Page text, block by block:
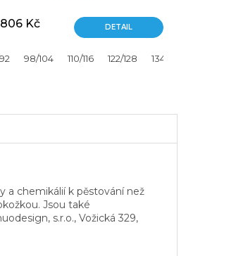
806 Kč DETAIL
98/104 110/116 122/128 134/140
a chemikálií k pěstování než
Jsou také
s.r.o., Vožická 329,